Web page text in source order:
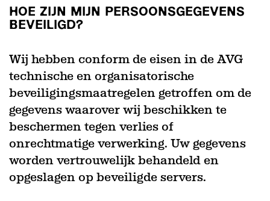
HOE ZIJN MIJN PERSOONSGEGEVENS
BEVEILIGD?
Wij hebben conform de eisen in de AVG
technische en organisatorische
beveiligingsmaatregelen getroffen om de
gegevens waarover wij beschikken te
beschermen tegen verlies of
onrechtmatige verwerking. Uw gegevens
worden vertrouwelijk behandeld en
opgeslagen op beveiligde servers.